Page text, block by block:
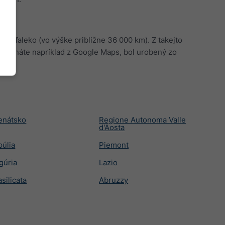
ďaleko (vo výške približne 36 000 km). Z takejto
napríklad z Google Maps, bol urobený zo
Regione Autonoma Valle
d'Aosta
Piemont
Lazio
Abruzzy